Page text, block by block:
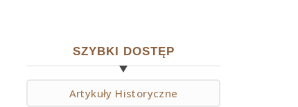
SZYBKI DOSTĘP
Artykuły Historyczne